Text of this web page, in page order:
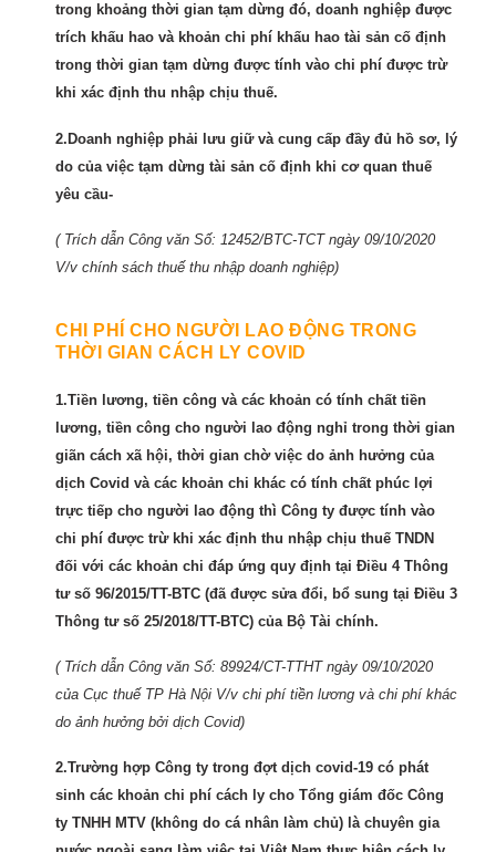
trong khoảng thời gian tạm dừng đó, doanh nghiệp được
trích khấu hao và khoản chi phí khấu hao tài sản cố định
trong thời gian tạm dừng được tính vào chi phí được trừ
khi xác định thu nhập chịu thuế.
2.Doanh nghiệp phải lưu giữ và cung cấp đầy đủ hồ sơ, lý
do của việc tạm dừng tài sản cố định khi cơ quan thuế
yêu cầu-
( Trích dẫn Công văn Số: 12452/BTC-TCT ngày 09/10/2020
V/v chính sách thuế thu nhập doanh nghiệp)
CHI PHÍ CHO NGƯỜI LAO ĐỘNG TRONG
THỜI GIAN CÁCH LY COVID
1.Tiền lương, tiền công và các khoản có tính chất tiền
lương, tiền công cho người lao động nghỉ trong thời gian
giãn cách xã hội, thời gian chờ việc do ảnh hưởng của
dịch Covid và các khoản chi khác có tính chất phúc lợi
trực tiếp cho người lao động thì Công ty được tính vào
chi phí được trừ khi xác định thu nhập chịu thuế TNDN
đối với các khoản chi đáp ứng quy định tại Điều 4 Thông
tư số 96/2015/TT-BTC (đã được sửa đổi, bổ sung tại Điều 3
Thông tư số 25/2018/TT-BTC) của Bộ Tài chính.
( Trích dẫn Công văn Số: 89924/CT-TTHT ngày 09/10/2020
của Cục thuế TP Hà Nội V/v chi phí tiền lương và chi phí khác
do ảnh hưởng bởi dịch Covid)
2.Trường hợp Công ty trong đợt dịch covid-19 có phát
sinh các khoản chi phí cách ly cho Tổng giám đốc Công
ty TNHH MTV (không do cá nhân làm chủ) là chuyên gia